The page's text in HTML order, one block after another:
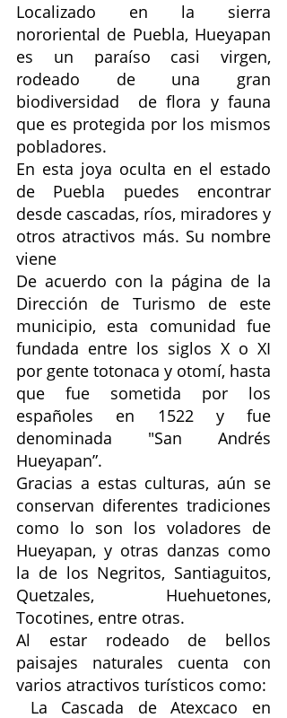
Localizado en la sierra
nororiental de Puebla, Hueyapan
es un paraíso casi virgen,
rodeado de una gran
biodiversidad  de flora y fauna
que es protegida por los mismos
pobladores.
En esta joya oculta en el estado
de
Puebla
puedes encontrar
desde cascadas, ríos, miradores y
otros atractivos más. Su nombre
viene
De acuerdo con la página de la
Dirección de Turismo de este
municipio, esta comunidad fue
fundada entre los siglos X o XI
por gente totonaca y otomí, hasta
que fue sometida por los
españoles en 1522 y fue
denominada "San Andrés
Hueyapan”.
Gracias a estas culturas, aún se
conservan diferentes tradiciones
como lo son los voladores de
Hueyapan, y otras danzas como
la de los Negritos, Santiaguitos,
Quetzales, Huehuetones,
Tocotines, entre otras.
Al estar rodeado de bellos
paisajes naturales cuenta con
varios atractivos turísticos como: